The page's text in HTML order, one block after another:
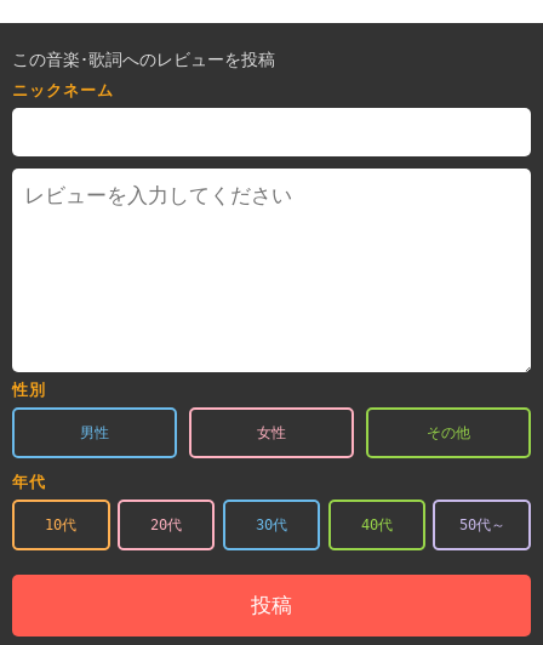
この音楽･歌詞へのレビューを投稿
ニックネーム
性別
男性 女性 その他
年代
10代 20代 30代 40代 50代～
投稿